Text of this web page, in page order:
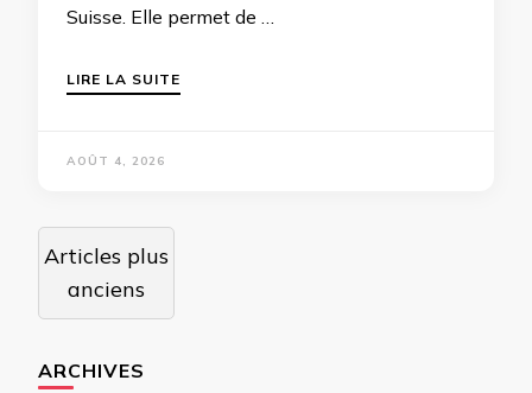
Suisse. Elle permet de …
LIRE LA SUITE
AOÛT 4, 2026
Navigation
des
articles
Articles plus
anciens
ARCHIVES